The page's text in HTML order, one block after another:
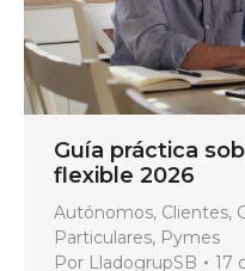
Guía práctica
flexible 2026
Autónomos, Clientes,
Particulares, Pymes
Por LladogrupSB 17